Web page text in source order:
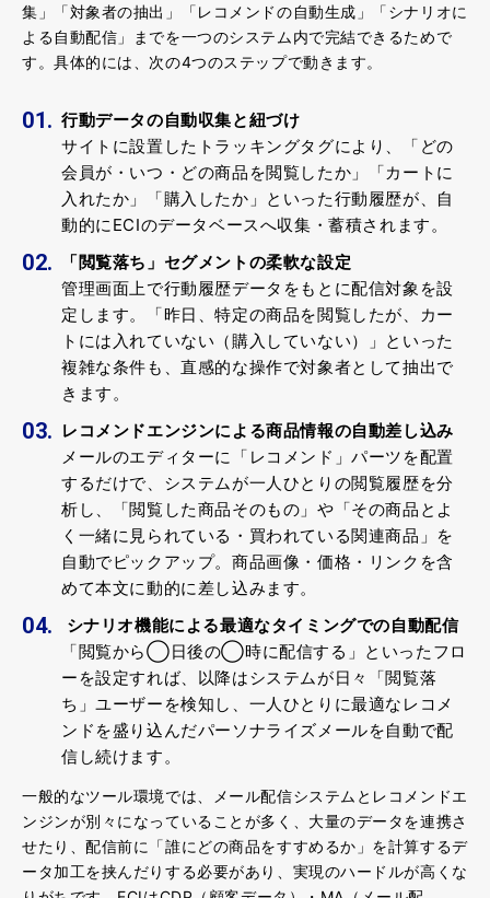
集」「対象者の抽出」「レコメンドの自動生成」「シナリオに
よる自動配信」までを一つのシステム内で完結できるためで
す。具体的には、次の4つのステップで動きます。
行動データの自動収集と紐づけ
サイトに設置したトラッキングタグにより、「どの
会員が・いつ・どの商品を閲覧したか」「カートに
入れたか」「購入したか」といった行動履歴が、自
動的にECIのデータベースへ収集・蓄積されます。
「閲覧落ち」セグメントの柔軟な設定
管理画面上で行動履歴データをもとに配信対象を設
定します。「昨日、特定の商品を閲覧したが、カー
トには入れていない（購入していない）」といった
複雑な条件も、直感的な操作で対象者として抽出で
きます。
レコメンドエンジンによる商品情報の自動差し込み
メールのエディターに「レコメンド」パーツを配置
するだけで、システムが一人ひとりの閲覧履歴を分
析し、「閲覧した商品そのもの」や「その商品とよ
く一緒に見られている・買われている関連商品」を
自動でピックアップ。商品画像・価格・リンクを含
めて本文に動的に差し込みます。
シナリオ機能による最適なタイミングでの自動配信
「閲覧から◯日後の◯時に配信する」といったフロ
ーを設定すれば、以降はシステムが日々「閲覧落
ち」ユーザーを検知し、一人ひとりに最適なレコメ
ンドを盛り込んだパーソナライズメールを自動で配
信し続けます。
一般的なツール環境では、メール配信システムとレコメンドエ
ンジンが別々になっていることが多く、大量のデータを連携さ
せたり、配信前に「誰にどの商品をすすめるか」を計算するデ
ータ加工を挟んだりする必要があり、実現のハードルが高くな